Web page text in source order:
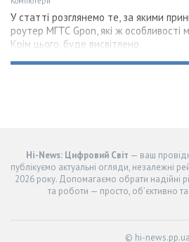
У статті розглянемо те, за якими
роутер МГТС Gpon, які ж особливості
Крім цього, буде висвітлено
Hi-News: Цифровий Світ — ваш
публікуємо актуальні огляди, незалежні
2026 року. Допомагаємо обрати надійні
та роботи — просто, об’єктивно
© hi-news.pp.ua